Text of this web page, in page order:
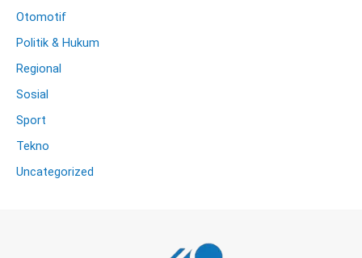
Otomotif
Politik & Hukum
Regional
Sosial
Sport
Tekno
Uncategorized